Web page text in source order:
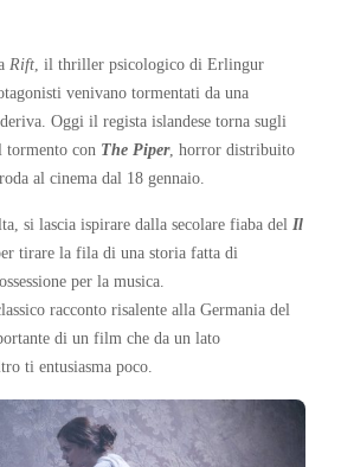
Rift, il thriller psicologico di Erlingur
venivano tormentati da una
Oggi il regista islandese torna sugli
tormento con The Piper, horror distribuito
al cinema dal 18 gennaio.
si lascia ispirare dalla secolare fiaba del Il
tirare la fila di una storia fatta di
per la musica.
racconto risalente alla Germania del
di un film che da un lato
ti entusiasma poco.